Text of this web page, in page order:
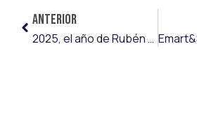
ANTERIOR
2025, el año de Rubén Díez